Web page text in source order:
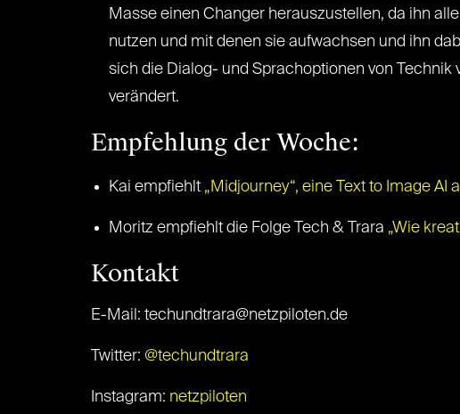
Masse einen Changer herauszustellen, da ihn
nutzen und mit denen sie aufwachsen und ihn
sich die Dialog- und Sprachoptionen von
verändert.
Empfehlung der Woche:
Kai empfiehlt „Midjourney“, eine Text to Image
Moritz empfiehlt die Folge Tech & Trara „Wie
Kontakt
E-Mail: techundtrara@netzpiloten.de
Twitter: @techundtrara
Instagram: netzpiloten